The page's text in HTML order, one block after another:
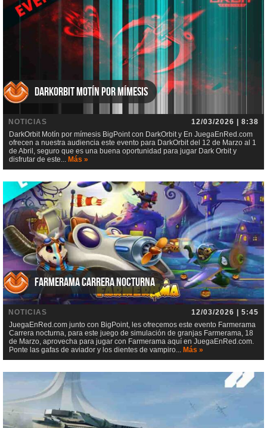
DarkOrbit Motín por mímesis
NOTICIAS
12/03/2026 | 8:38
DarkOrbit Motín por mímesis BigPoint con DarkOrbit y En JuegaEnRed.com
ofrecen a nuestra audiencia este evento para DarkOrbit del 12 de Marzo al 1
de Abril, seguro que es una buena oportunidad para jugar Dark Orbit y
disfrutar de este... Más »
Farmerama Carrera nocturna
NOTICIAS
12/03/2026 | 5:45
JuegaEnRed.com junto con BigPoint, les ofrecemos este evento Farmerama
Carrera nocturna, para este juego de simulación de granjas Farmerama, 18
de Marzo, aprovecha para jugar con Farmerama aquí en JuegaEnRed.com.
Ponte las gafas de aviador y los dientes de vampiro... Más »